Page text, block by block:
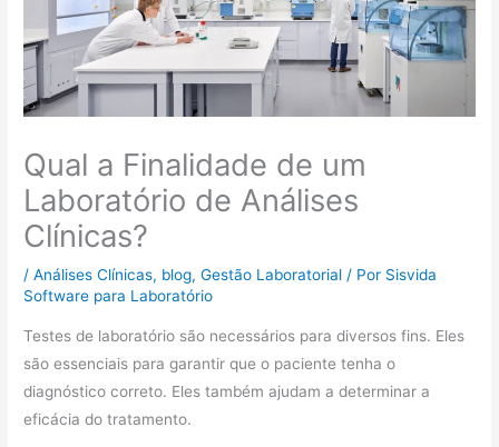
Qual a Finalidade de um
Laboratório de Análises
Clínicas?
/Análises Clínicas, blog,Gestão Laboratorial / Por Sisvida
Software para Laboratório
Testes de laboratório são necessários para diversos fins. Eles
são essenciais para garantir que o paciente tenha o
diagnóstico correto. Eles também ajudam a determinar a
eficácia do tratamento.